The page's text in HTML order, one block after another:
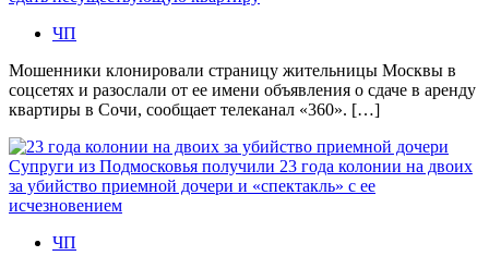
ЧП
Мошенники клонировали страницу жительницы Москвы в
соцсетях и разослали от ее имени объявления о сдаче в аренду
квартиры в Сочи, сообщает телеканал «360». […]
Супруги из Подмосковья получили 23 года колонии на двоих
за убийство приемной дочери и «спектакль» с ее
исчезновением
ЧП